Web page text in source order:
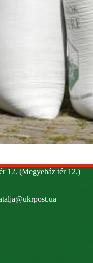
12. (Megyeház tér 12.)